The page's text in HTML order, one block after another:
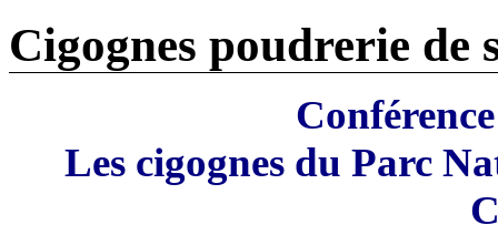
Cigognes poudrerie de
Les cigognes du Parc